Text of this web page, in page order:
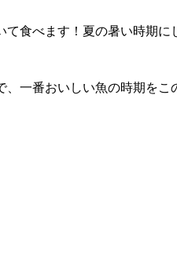
食べます！夏の暑い時期
一番おいしい魚の時期をこ